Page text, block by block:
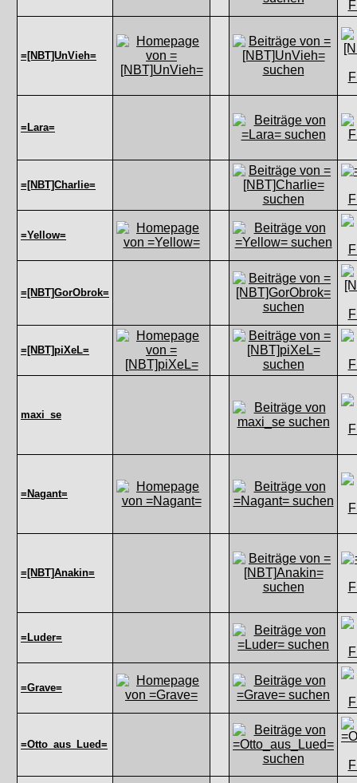
=[NBT]UnVieh=
=Lara=
=[NBT]Charlie=
=Yellow=
=[NBT]GorObrok=
=[NBT]piXeL=
maxi_se
=Nagant=
=[NBT]Anakin=
=Luder=
=Grave=
=Otto_aus_Lued=